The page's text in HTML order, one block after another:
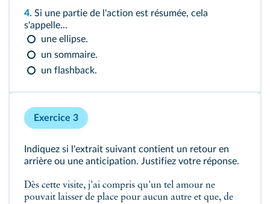
4. Si une partie de l'action est résumée, cela
s'appelle...
une ellipse.
un sommaire.
un flashback.
Exercice 3
Indiquez si l'extrait suivant contient un retour en
arrière ou une anticipation. Justifiez votre réponse.
Dès cette visite, j'ai compris qu'un tel amour ne
pouvait laisser de place pour aucun autre et que, de